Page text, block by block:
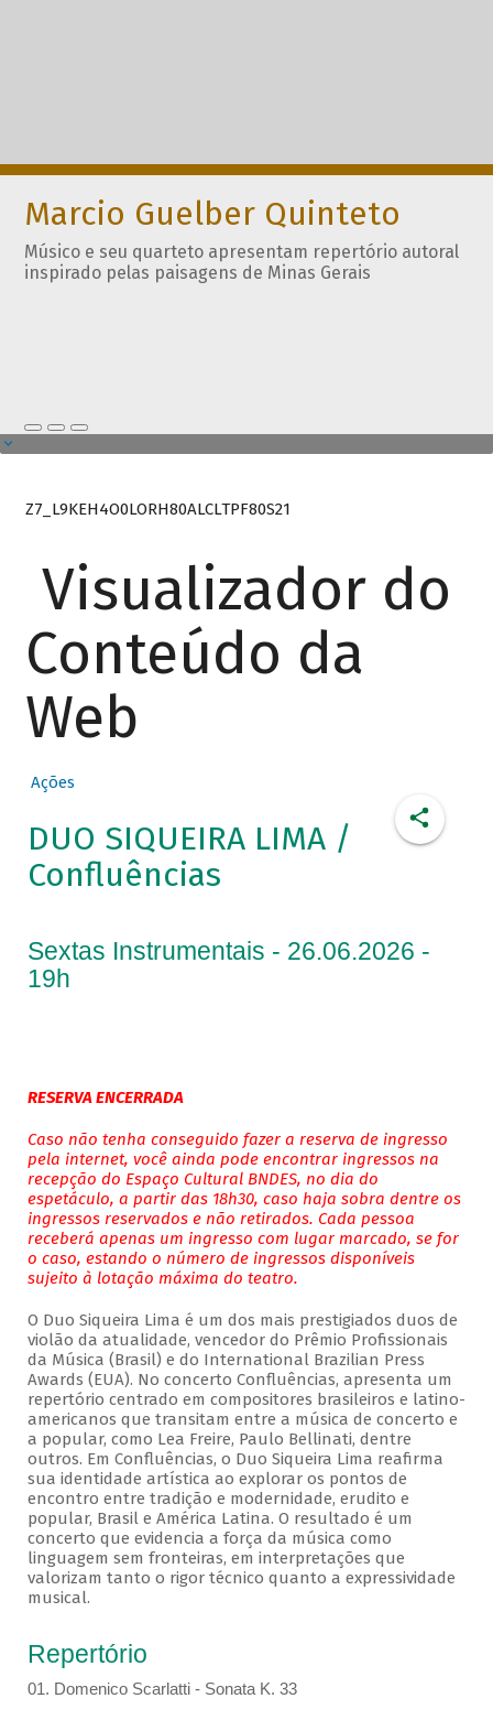
Marcio Guelber Quinteto
Músico e seu quarteto apresentam repertório autoral
inspirado pelas paisagens de Minas Gerais
Z7_L9KEH4O0LORH80ALCLTPF80S21
Visualizador do
Conteúdo da
Web
Ações
DUO SIQUEIRA LIMA /
Confluências
Sextas Instrumentais - 26.06.2026 -
19h
RESERVA ENCERRADA
Caso não tenha conseguido fazer a reserva de ingresso
pela internet, você ainda pode encontrar ingressos na
recepção do Espaço Cultural BNDES, no dia do
espetáculo, a partir das 18h30, caso haja sobra dentre os
ingressos reservados e não retirados. Cada pessoa
receberá apenas um ingresso com lugar marcado, se for
o caso, estando o número de ingressos disponíveis
sujeito à lotação máxima do teatro.
O Duo Siqueira Lima é um dos mais prestigiados duos de
violão da atualidade, vencedor do Prêmio Profissionais
da Música (Brasil) e do International Brazilian Press
Awards (EUA). No concerto Confluências, apresenta um
repertório centrado em compositores brasileiros e latino-
americanos que transitam entre a música de concerto e
a popular, como Lea Freire, Paulo Bellinati, dentre
outros. Em Confluências, o Duo Siqueira Lima reafirma
sua identidade artística ao explorar os pontos de
encontro entre tradição e modernidade, erudito e
popular, Brasil e América Latina. O resultado é um
concerto que evidencia a força da música como
linguagem sem fronteiras, em interpretações que
valorizam tanto o rigor técnico quanto a expressividade
musical.
Repertório
01. Domenico Scarlatti - Sonata K. 33